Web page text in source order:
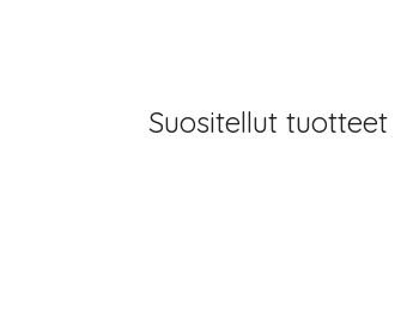
Suositellut tuotteet